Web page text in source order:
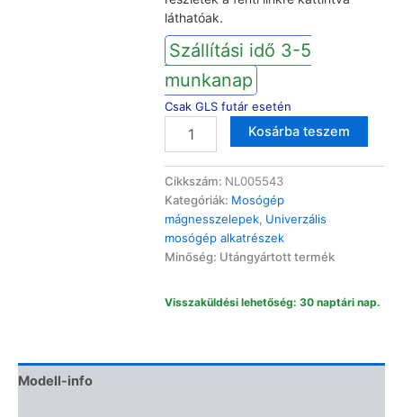
láthatóak.
Szállítási idő 3-5
munkanap
Csak GLS futár esetén
mágnesszelepekhez
szűrő
16,3mm
mennyiség
Kosárba teszem
Cikkszám: NL005543
Kategóriák: Mosógép
mágnesszelepek, Univerzális
mosógép alkatrészek
Minőség: Utángyártott termék
Visszaküldési lehetőség: 30 naptári nap.
Modell-info